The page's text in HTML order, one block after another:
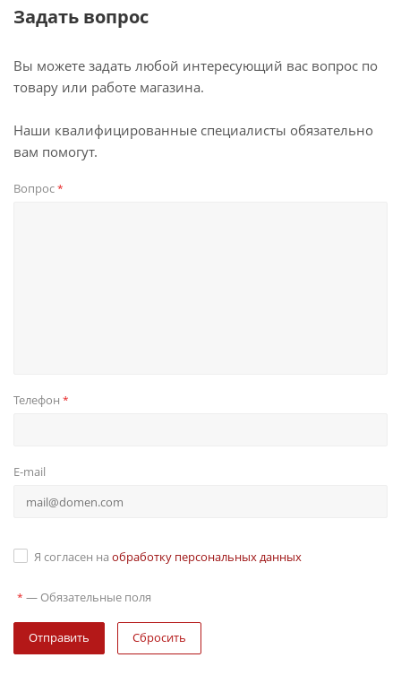
Задать вопрос
Вы можете задать любой интересующий вас вопрос по
товару или работе магазина.
Наши квалифицированные специалисты обязательно
вам помогут.
Вопрос*
Телефон *
E-mail
Я согласен на обработку персональных данных
* — Обязательные поля
Сбросить